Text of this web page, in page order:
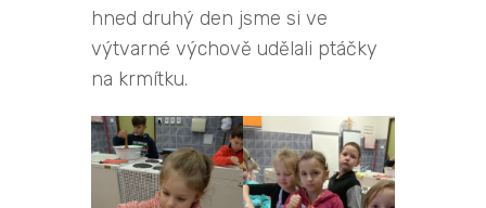
hned druhý den jsme si ve
výtvarné výchově udělali ptáčky
na krmítku.